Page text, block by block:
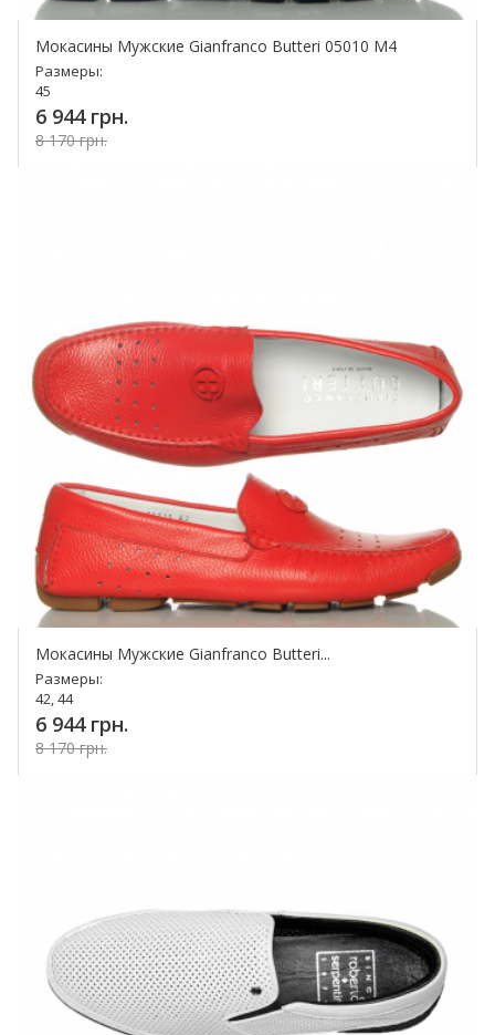
Мокасины Мужские Gianfranco Butteri 05010 M4
Размеры:
45
6 944 грн.
8 170 грн.
Мокасины Мужские Gianfranco Butteri...
Размеры:
42, 44
6 944 грн.
8 170 грн.